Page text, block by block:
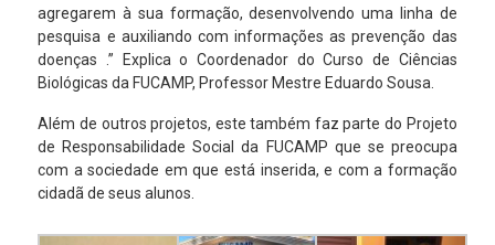
agregarem à sua formação, desenvolvendo uma linha de
pesquisa e auxiliando com informações as prevenção das
doenças .” Explica o Coordenador do Curso de Ciências
Biológicas da FUCAMP, Professor Mestre Eduardo Sousa.
Além de outros projetos, este também faz parte do Projeto
de Responsabilidade Social da FUCAMP que se preocupa
com a sociedade em que está inserida, e com a formação
cidadã de seus alunos.